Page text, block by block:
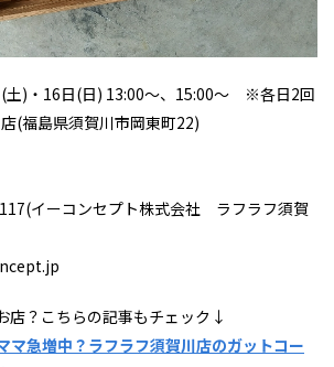
土)・16日(日) 13:00～、15:00～ ※各日2回
(福島県須賀川市岡東町22)
イーコンセプト株式会社 ラフラフ須賀
店？こちらの記事もチェック↓
マ急増中？ラフラフ須賀川店のガットコー